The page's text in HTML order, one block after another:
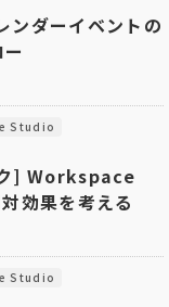
ダーイベントの
Studio
] Workspace
効果を考える
Studio